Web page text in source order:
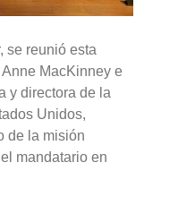
se reunió esta
MacKinney e
y directora de la
Unidos,
de la misión
mandatario en